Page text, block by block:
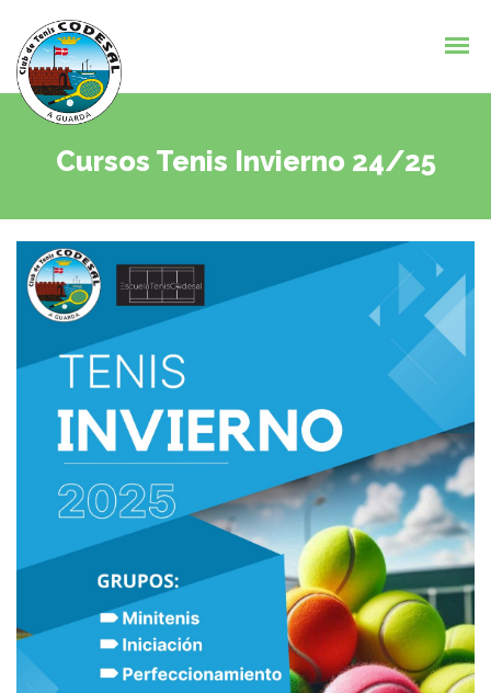
Cursos Tenis Invierno 24/25